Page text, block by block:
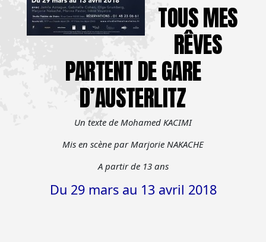
TOUS MES
RÊVES
PARTENT DE GARE
D’AUSTERLITZ
Un texte de Mohamed KACIMI
Mis en scène par Marjorie NAKACHE
A partir de 13 ans
Du 29 mars au 13 avril 2018